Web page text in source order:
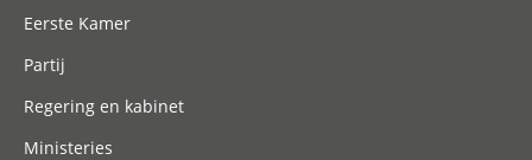
Eerste Kamer
Partij
Regering en kabinet
Ministeries